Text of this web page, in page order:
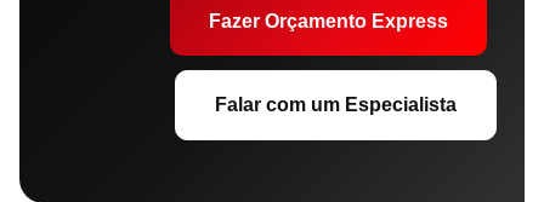
Fazer Orçamento Express
Falar com um Especialista